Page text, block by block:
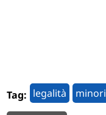
Tag: legalità minori